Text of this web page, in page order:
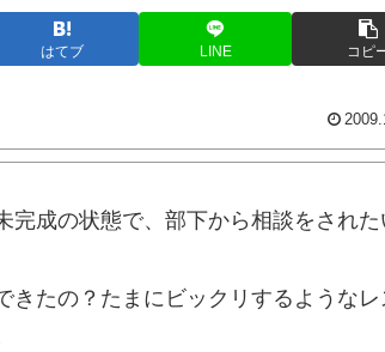
はてブ LINE コピ
成の状態で、部下から相談をされた
たの？たまにビックリするような